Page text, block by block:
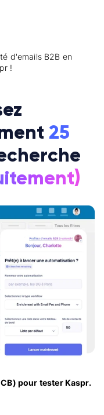
d'emails B2B en
!
25
pour tester Kaspr.